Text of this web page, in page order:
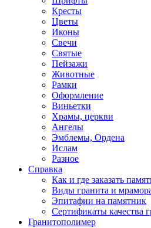
Кресты
Цветы
Иконы
Свечи
Святые
Пейзажи
Животные
Рамки
Оформление
Виньетки
Храмы, церкви
Ангелы
Эмблемы, Ордена
Ислам
Разное
Справка
Как и где заказать
Виды гранита и
Эпитафии на памятник
Сертификаты качества
Гранитополимер